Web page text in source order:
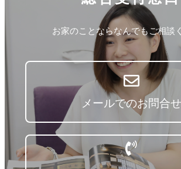
お家のことならなんでもご相談
メールでのお問合せ